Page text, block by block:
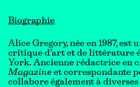
Biographie
Alice Gregory, née en 1987, est
critique d’art et de littérature
York. Ancienne rédactrice en
Magazine et correspondante
collabore également à